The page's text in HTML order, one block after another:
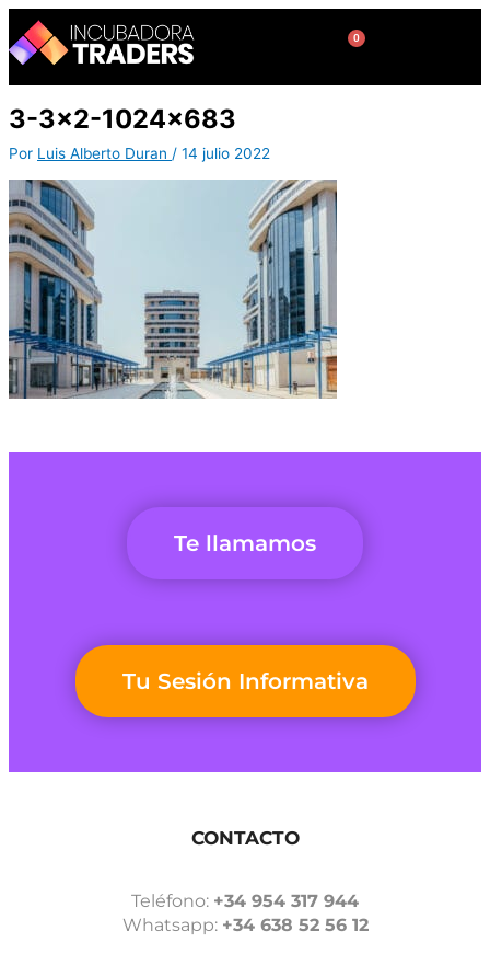
Ir
contenido
0
Cart
3-3×2-1024×683
Por Luis Alberto Duran / 14 julio 2022
Te llamamos
Tu Sesión Informativa
CONTACTO
Teléfono: +34 954 317 944
Whatsapp: +34 638 52 56 12